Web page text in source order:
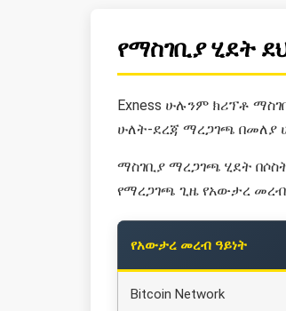
የማስገቢያ ሂደት
Exness ሁሉንም ክሪፕቶ
ሁለት-ደረጃ ማረጋገጫ በመለያ
ማስገቢያ ማረጋገጫ ሂደት
የማረጋገጫ ጊዜ የአውታረ
የአውታረ መረብ ዓይነት
Bitcoin Network